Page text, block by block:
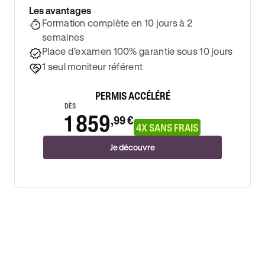
Les avantages
Formation complète en 10 jours à 2
semaines
Place d'examen 100% garantie sous 10 jours
1 seul moniteur référent
PERMIS ACCÉLÉRÉ
DÈS
1 859,99 €
4X SANS FRAIS
Je découvre